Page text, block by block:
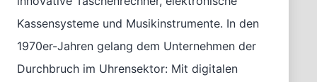
Kassensysteme und Musikinstrumente. In den
1970er-Jahren gelang dem Unternehmen der
Durchbruch im Uhrensektor: Mit digitalen